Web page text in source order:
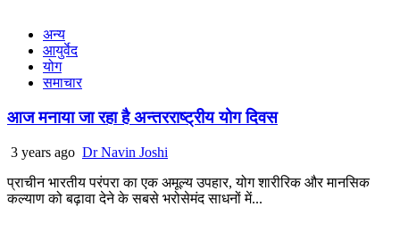
अन्य
आयुर्वेद
योग
समाचार
आज मनाया जा रहा है अन्तरराष्ट्रीय योग दिवस
3 years ago Dr Navin Joshi
प्राचीन भारतीय परंपरा का एक अमूल्य उपहार, योग शारीरिक और मानसिक
कल्याण को बढ़ावा देने के सबसे भरोसेमंद साधनों में...